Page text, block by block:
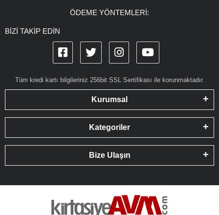
ÖDEME YÖNTEMLERİ:
BİZİ TAKİP EDİN
Tüm kredi kartı bilgileriniz 256bit SSL Sertifikası ile korunmaktadır.
Kurumsal
Kategoriler
Bize Ulaşın